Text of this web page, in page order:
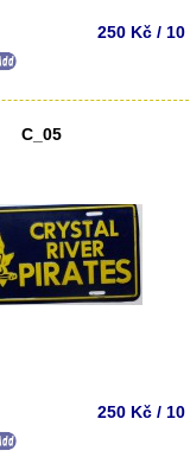
250 Kč / 10
C_05
250 Kč / 10